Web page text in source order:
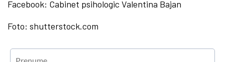
Facebook: Cabinet psihologic Valentina Bajan
Foto: shutterstock.com